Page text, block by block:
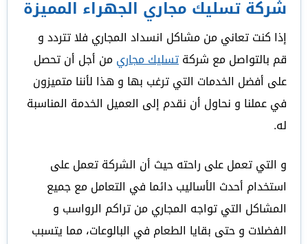
شركة تسليك مجاري الجهراء المميزة
إذا كنت تعاني من مشاكل انسداد المجاري فلا تتردد و
قم بالتواصل مع شركةتسليك مجاريمن أجل أن تحصل
على أفضل الخدمات التي ترغب بها و هذا لأننا متميزون
في عملنا و نحاول أن نقدم إلى العميل الخدمة المناسبة
له.
و التي تعمل على راحته حيث أن الشركة تعمل على
استخدام أحدث الأساليب دائما في التعامل مع جميع
المشاكل التي تواجه المجاري من تراكم الرواسب و
الفضلات و حتى بقايا الطعام في البالوعات، مما يتسبب